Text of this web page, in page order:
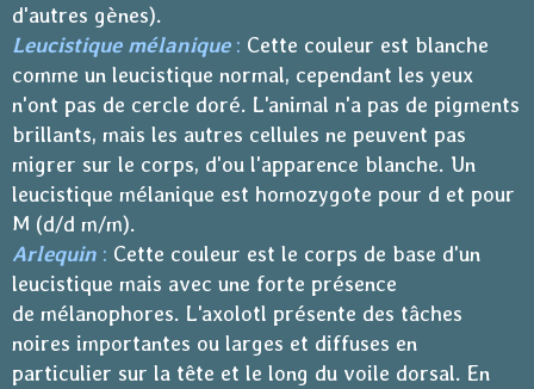
d'autres gènes).
Leucistique mélanique: Cette couleur est blanche
comme un leucistique normal, cependant les yeux
n'ont pas de cercle doré. L'animal n'a pas de pigments
brillants, mais les autres cellules ne peuvent pas
migrer sur le corps, d'ou l'apparence blanche. Un
leucistique mélanique est homozygote pour d et pour
M (d/d m/m).
Arlequin : Cette couleur est le corps de base d'un
leucistique mais avec une forte présence
de mélanophores. L'axolotl présente des tâches
noires importantes ou larges et diffuses en
particulier sur la tête et le long du voile dorsal. En